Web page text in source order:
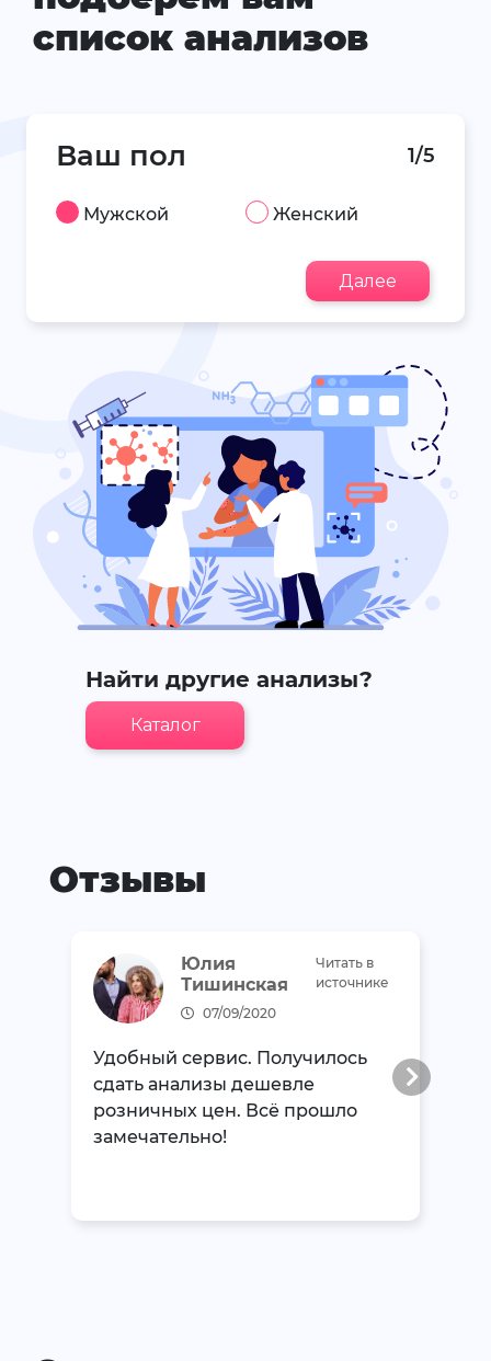
список анализов
Ваш пол 1/5
Мужской Женский
Далее
Найти другие анализы?
Каталог
Отзывы
Юлия
Тишинская
07/09/2020
Читать в
источнике
Удобный сервис. Получилось
сдать анализы дешевле
розничных цен. Всё прошло
замечательно!